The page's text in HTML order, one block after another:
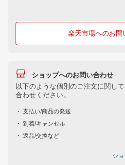
楽天市場へのお問
ショップへのお問い合わせ
以下のような個別のご注文に関し
合わせください。
・ 支払い/商品の発送
・ 到着/キャンセル
・ 返品/交換など
シ